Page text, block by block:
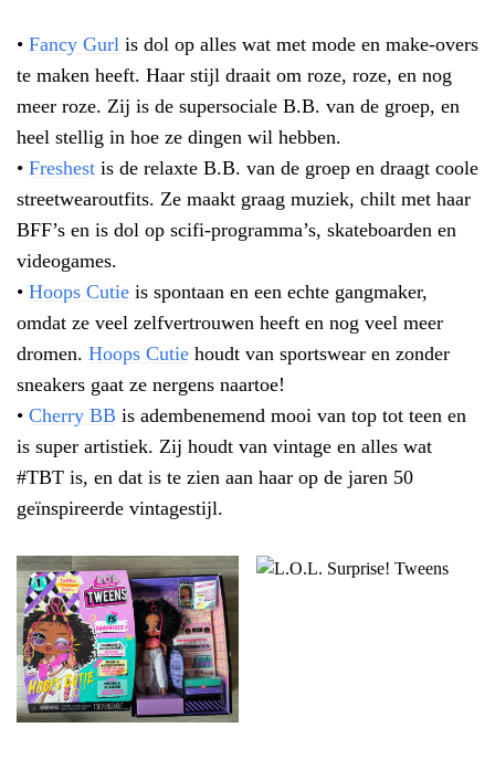
• Fancy Gurl is dol op alles wat met mode en make-overs
te maken heeft. Haar stijl draait om roze, roze, en nog
meer roze. Zij is de supersociale B.B. van de groep, en
heel stellig in hoe ze dingen wil hebben.
• Freshest is de relaxte B.B. van de groep en draagt coole
streetwearoutfits. Ze maakt graag muziek, chilt met haar
BFF’s en is dol op scifi-programma’s, skateboarden en
videogames.
• Hoops Cutie is spontaan en een echte gangmaker,
omdat ze veel zelfvertrouwen heeft en nog veel meer
dromen. Hoops Cutie houdt van sportswear en zonder
sneakers gaat ze nergens naartoe!
• Cherry BB is adembenemend mooi van top tot teen en
is super artistiek. Zij houdt van vintage en alles wat
#TBT is, en dat is te zien aan haar op de jaren 50
geïnspireerde vintagestijl.